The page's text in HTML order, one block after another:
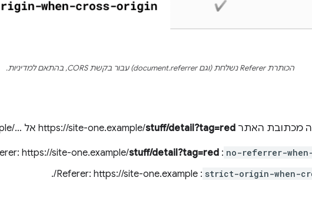
הכותרת Referer נשלחת (וגם document.referrer) עבור בקשת CORS, בהתאם למדיניות.
stuff/detail?tag=red אל https://site-two.example/…‎:
no-referrer-when-
: Referer: https://site-one.example/
stuff/detail?tag=red
strict-origin-when-
: Referer: https://site-one.example/.